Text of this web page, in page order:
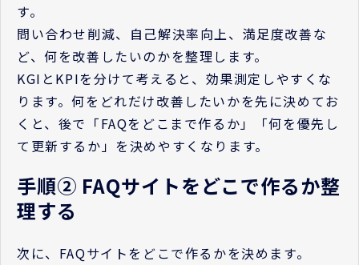
す。
問い合わせ削減、自己解決率向上、満足度改善な
ど、何を改善したいのかを整理します。
KGIとKPIを分けて考えると、効果測定しやすくな
ります。何をどれだけ改善したいかを先に決めてお
くと、後で「FAQをどこまで作るか」「何を優先し
て更新するか」を決めやすくなります。
手順② FAQサイトをどこで作るか整
理する
次に、FAQサイトをどこで作るかを決めます。